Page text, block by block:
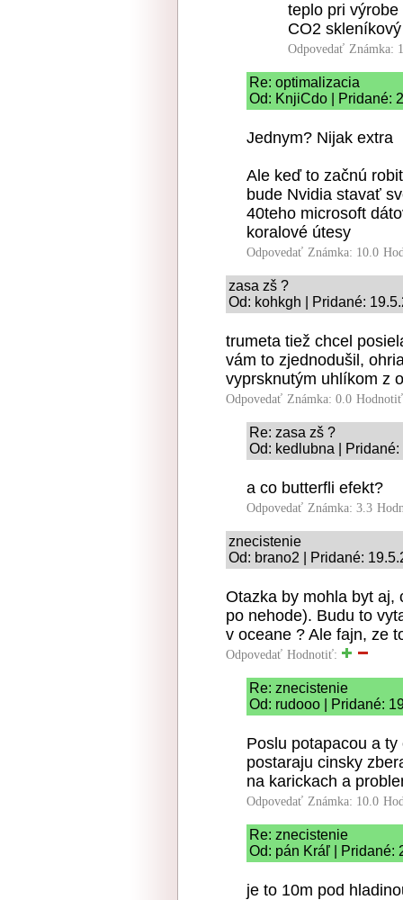
teplo pri
CO2
Odpovedať Známka:
Re: optimalizacia
Od: KnjiCdo | Pridané:
Jednym? Nijak extra
Ale keď to začnú
bude Nvidia stavať
40teho microsoft
koralové útesy
Odpovedať Známka: 10.0
zasa zš ?
Od: kohkgh | Pridané:
trumeta tiež chcel
vám to zjednodušil,
vyprsknutým uhlíkom z
Odpovedať Známka: 0.0
Re: zasa zš ?
Od: kedlubna |
a co butterfli efekt?
Odpovedať Známka: 3.3
znecistenie
Od: brano2 | Pridané:
Otazka by mohla byt aj,
po nehode). Budu to
v oceane ? Ale fajn, ze
Odpovedať Hodnotiť:
Re: znecistenie
Od: rudooo | Pridané:
Poslu potapacou a
postaraju cinsky
na karickach a
Odpovedať Známka: 10.0
Re: znecistenie
Od: pán Kráľ | Pridané:
je to 10m pod